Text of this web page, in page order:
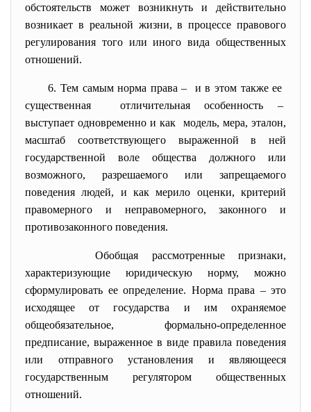
обстоятельств может возникнуть и действительно
возникает в реальной жизни, в процессе правового
регулирования того или иного вида общественных
отношений.
6. Тем самым норма права – и в этом также ее
существенная отличительная особенность –
выступает одновременно и как модель, мера, эталон,
масштаб соответствующего выраженной в ней
государственной воле общества должного или
возможного, разрешаемого или запрещаемого
поведения людей, и как мерило оценки, критерий
правомерного и неправомерного, законного и
противозаконного поведения.
Обобщая рассмотренные признаки,
характеризующие юридическую норму, можно
сформулировать ее определение. Норма права – это
исходящее от государства и им охраняемое
общеобязательное, формально-определенное
предписание, выраженное в виде правила поведения
или отправного установления и являющееся
государственным регулятором общественных
отношений.